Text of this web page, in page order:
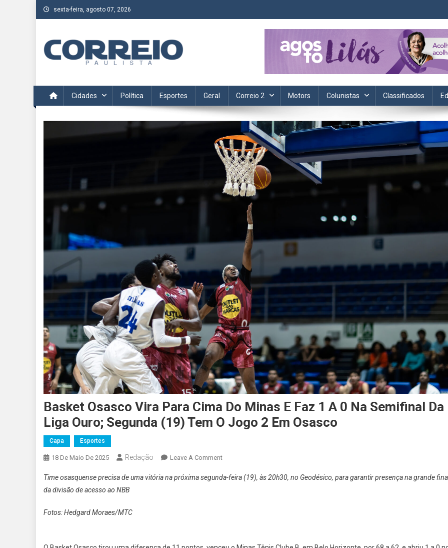
Skip
to
sexta-feira, agosto 07, 2026
Acompanhe as últimas notícias da região no Correio Paulista. Informação, política, saúde, economia, esportes e cotidiano.
Cidades Política Esportes Geral Correio 2 Motors Colunistas Classificados
Basket Osasco Vira Para Cima Do Minas E Faz 1 A 0 Na Semifinal Da
Liga Ouro; Segunda (19) Tem O Jogo 2 Em Osasco
Capa Esportes
18 De Maio De 2025 Redação Leave A CommentOn
Osasco
Time osasquense precisa de uma vitória na próxima segunda-feira (19), às 20h30, no Geodésico, para garantir presença na grande
da divisão de acesso ao NBB
Fotos: Hedgard Moraes/MTC